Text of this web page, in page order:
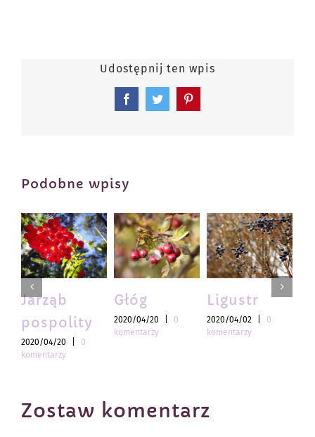
Udostępnij ten wpis
FacebookTwitterPinterest
Podobne wpisy
Jarząb
pospolity
2020/04/20
0
komentarzy
Głóg
2020/04/20
0
komentarzy
Ligustr
2020/04/02
0
komentarzy
Zostaw komentarz